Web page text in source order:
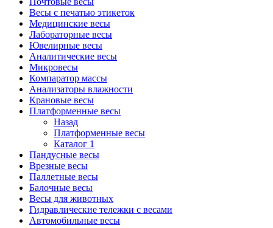
Весы с печатью этикеток
Медицинские весы
Лабораторные весы
Ювелирные весы
Аналитические весы
Микровесы
Компаратор массы
Анализаторы влажности
Крановые весы
Платформенные весы
Назад
Платформенные весы
Каталог 1
Пандусные весы
Врезные весы
Паллетные весы
Балочные весы
Весы для животных
Гидравлические тележки с весами
Автомобильные весы